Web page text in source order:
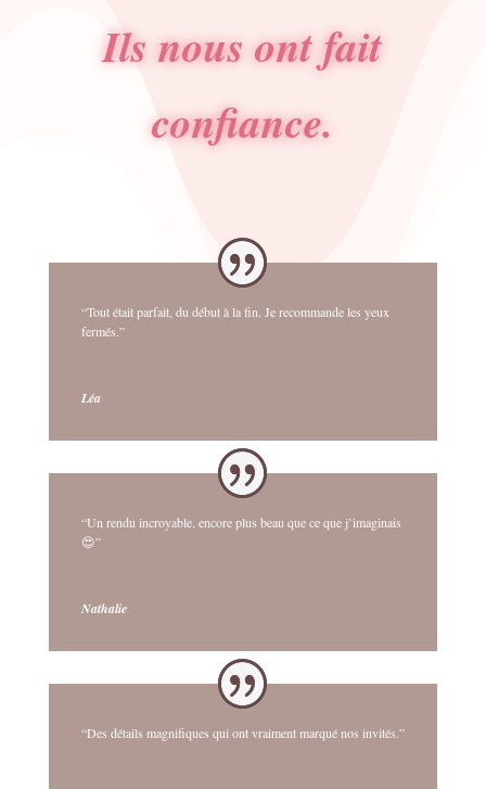
Ils nous ont fait
confiance.
“Tout était parfait, du début à la fin. Je recommande les yeux
fermés.”
Léa
“Un rendu incroyable, encore plus beau que ce que j’imaginais
😍”
Nathalie
“Des détails magnifiques qui ont vraiment marqué nos invités.”